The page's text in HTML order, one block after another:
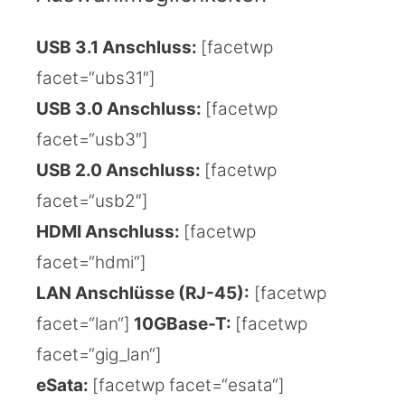
USB 3.1 Anschluss: [facetwp
facet=“ubs31″]
USB 3.0 Anschluss: [facetwp
facet=“usb3″]
USB 2.0 Anschluss: [facetwp
facet=“usb2″]
HDMI Anschluss: [facetwp
facet=“hdmi“]
LAN Anschlüsse (RJ-45): [facetwp
facet=“lan“] 10GBase-T: [facetwp
facet=“gig_lan“]
eSata: [facetwp facet=“esata“]